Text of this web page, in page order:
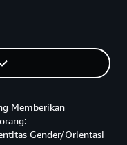
Memberikan
Gender/Orientasi